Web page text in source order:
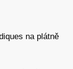
na plátně